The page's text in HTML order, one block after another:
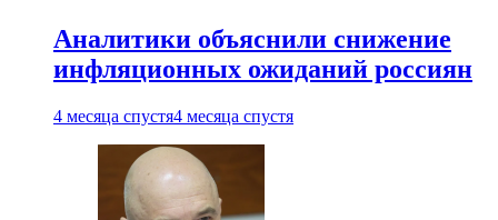
Аналитики объяснили снижение
инфляционных ожиданий россиян
4 месяца спустя4 месяца спустя